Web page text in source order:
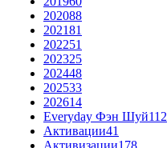
202088
202181
202251
202325
202448
202533
202614
Everyday Фэн Шуй112
Активации41